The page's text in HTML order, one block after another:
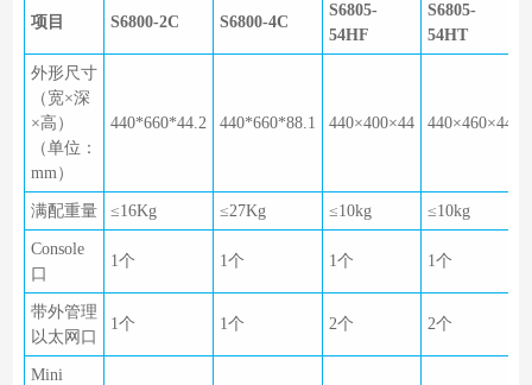
项目 S6800-2C S6800-4C
S6805-
54HF
S6805-
54HT
外形尺寸
（宽×深
×高）
（单位：
mm）
440*660*44.2 440*660*88.1 440×400×44 440×460×44
满配重量 ≤16Kg ≤27Kg ≤10kg ≤10kg
Console
口
1个 1个 1个 1个
带外管理
以太网口
1个 1个 2个 2个
Mini